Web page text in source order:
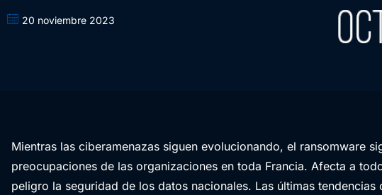
20 noviembre 2023
Mientras las ciberamenazas siguen evolucionando, el ransomware
preocupaciones de las organizaciones en toda Francia. Afecta a
peligro la seguridad de los datos nacionales. Las últimas tendencias